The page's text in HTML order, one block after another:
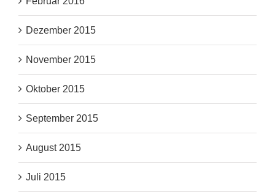
Dezember 2015
November 2015
Oktober 2015
September 2015
August 2015
Juli 2015